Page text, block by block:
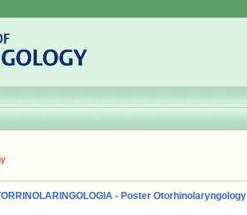
- Poster Otorhinolaryngology